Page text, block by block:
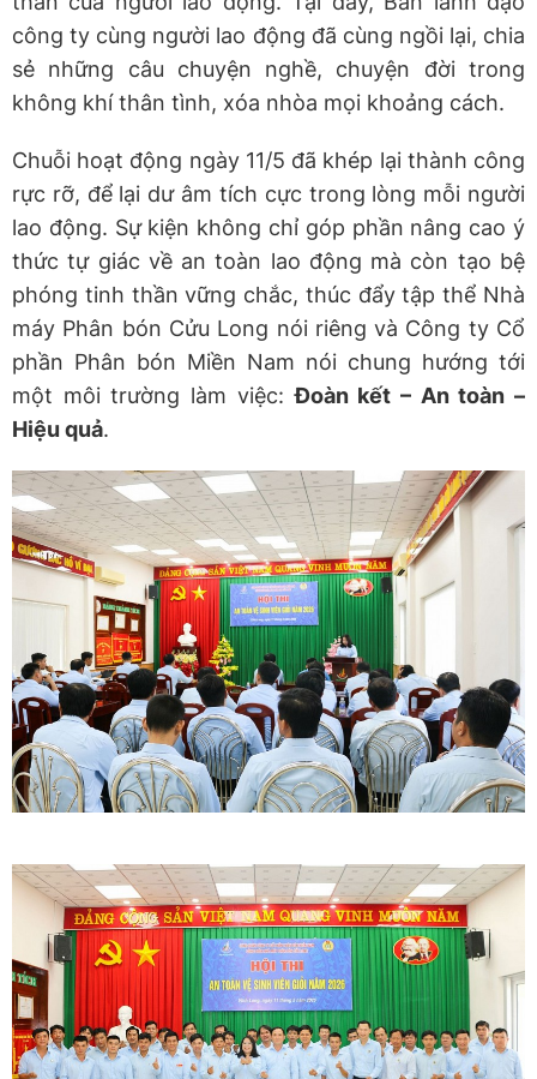
công ty cùng người lao động đã cùng ngồi lại, chia
sẻ những câu chuyện nghề, chuyện đời trong
không khí thân tình, xóa nhòa mọi khoảng cách.
Chuỗi hoạt động ngày 11/5 đã khép lại thành công
rực rỡ, để lại dư âm tích cực trong lòng mỗi người
lao động. Sự kiện không chỉ góp phần nâng cao ý
thức tự giác về an toàn lao động mà còn tạo bệ
phóng tinh thần vững chắc, thúc đẩy tập thể Nhà
máy Phân bón Cửu Long nói riêng và Công ty Cổ
phần Phân bón Miền Nam nói chung hướng tới
một môi trường làm việc:Đoàn kết – An toàn –
Hiệu quả.